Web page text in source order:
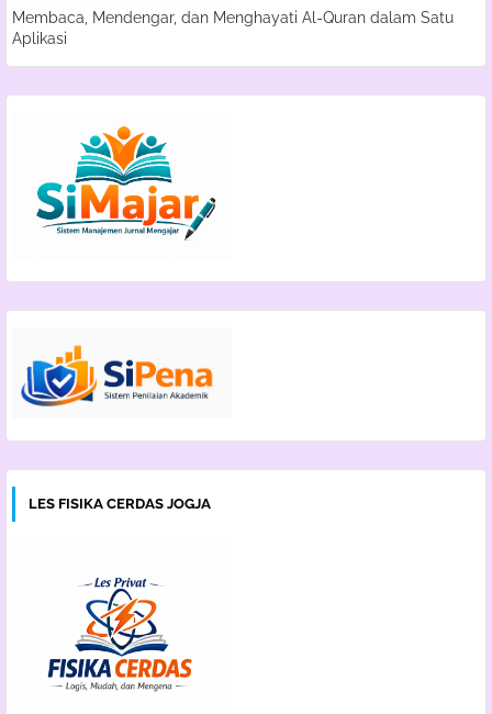
Membaca, Mendengar, dan Menghayati Al-Quran dalam Satu
Aplikasi
LES FISIKA CERDAS JOGJA